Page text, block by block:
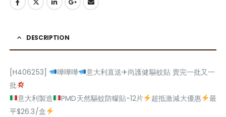
DESCRIPTION
[H406253] 嘩嘩嘩
意大利直送✈尚護健驅蚊貼 賣完一批又一
批
意大利製造
PMD天然驅蚊防蠓貼-12片 超抵激減大優惠
最
平$26.3/盒